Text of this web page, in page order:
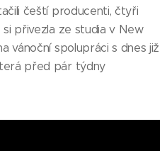
čeští producenti, čtyři
přivezla ze studia v New
vánoční spolupráci s dnes již
před pár týdny